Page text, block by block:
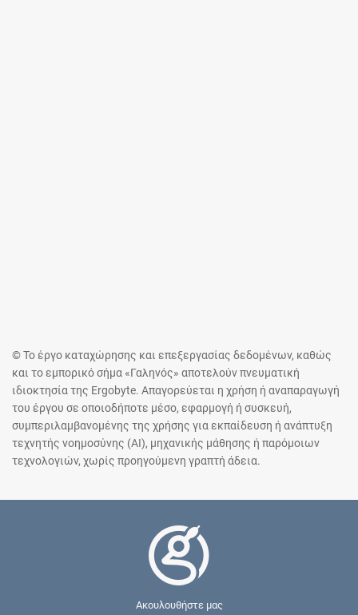
© Το έργο καταχώρησης και επεξεργασίας δεδομένων, καθώς
και το εμπορικό σήμα «Γαληνός» αποτελούν πνευματική
ιδιοκτησία της Ergobyte. Απαγορεύεται η χρήση ή αναπαραγωγή
του έργου σε οποιοδήποτε μέσο, εφαρμογή ή συσκευή,
συμπεριλαμβανομένης της χρήσης για εκπαίδευση ή ανάπτυξη
τεχνητής νοημοσύνης (AI), μηχανικής μάθησης ή παρόμοιων
τεχνολογιών, χωρίς προηγούμενη γραπτή άδεια.
Ακουλουθήστε μας